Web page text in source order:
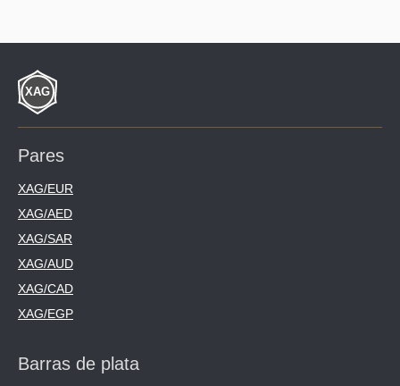
Pares
XAG/EUR
XAG/AED
XAG/SAR
XAG/AUD
XAG/CAD
XAG/EGP
Barras de plata